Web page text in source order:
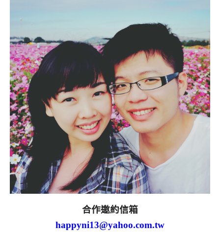
合作邀約信箱
happyni13@yahoo.com.tw